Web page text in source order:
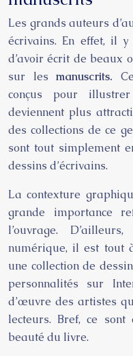
Les grands auteurs
écrivains. En effet, il
d’avoir écrit de beaux
sur lesmanuscrits.
conçus pour
deviennent plus
des collections de ce
sont tout simplement
dessins d’écrivains.
La contexture
grande importance
l’ouvrage.
numérique, il est tout
une collection de
personnalités sur
d’œuvre des artistes
lecteurs. Bref, ce
beauté du livre.